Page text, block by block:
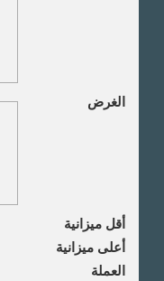
الغرض
أقل ميزانية
أعلى ميزانية
العملة